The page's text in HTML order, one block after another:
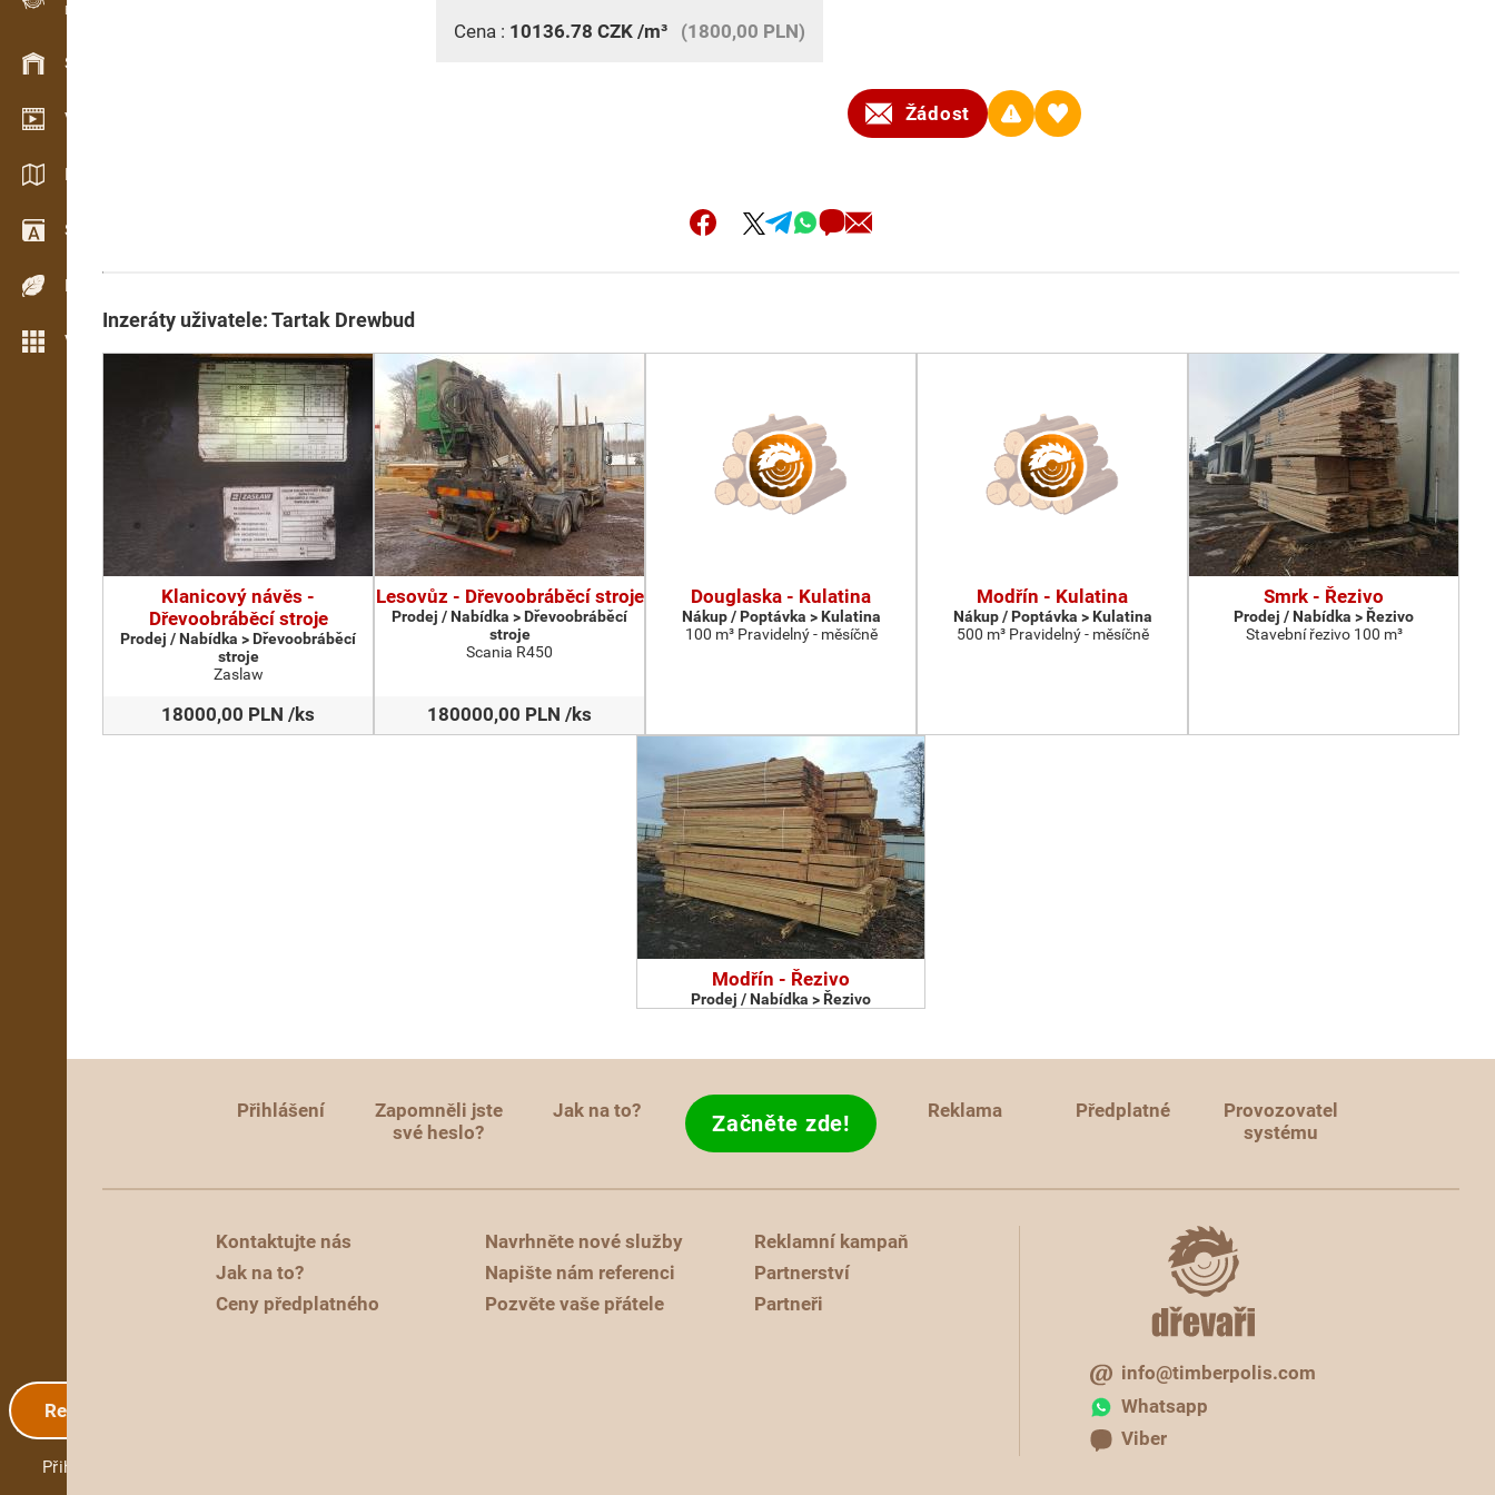
Evidence dřeva v terénu
Skladové hospodářství
Video showroom
Katalogy / Brožury
Slovník
Dřeviny
Více možností
Registrace
Přihlášení
Cena : 10136.78 CZK /m³ (1800,00 PLN)
Žádost
Inzeráty uživatele: Tartak Drewbud
Klanicový návěs -
Dřevoobráběcí stroje
Prodej / Nabídka > Dřevoobráběcí
stroje
Zaslaw
18000,00 PLN /ks
Lesovůz - Dřevoobráběcí stroje
Prodej / Nabídka > Dřevoobráběcí
stroje
Scania R450
180000,00 PLN /ks
Douglaska - Kulatina
Nákup / Poptávka > Kulatina
100 m³ Pravidelný - měsíčně
Modřín - Kulatina
Nákup / Poptávka > Kulatina
500 m³ Pravidelný - měsíčně
Smrk - Řezivo
Prodej / Nabídka > Řezivo
Stavební řezivo 100 m³
Modřín - Řezivo
Prodej / Nabídka > Řezivo
Přihlášení
Zapomněli jste
své heslo?
Jak na to? Začněte zde! Reklama Předplatné
Provozovatel
systému
Kontaktujte nás
Jak na to?
Ceny předplatného
Navrhněte nové služby
Napište nám referenci
Pozvěte vaše přátele
Reklamní kampaň
Partnerství
Partneři
info@timberpolis.com
Whatsapp
Viber